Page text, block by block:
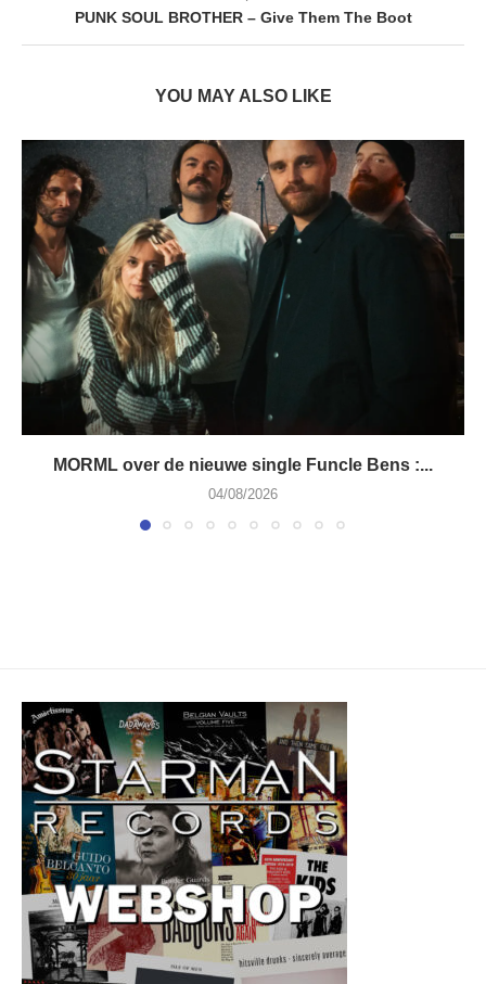
PUNK SOUL BROTHER – Give Them The Boot
YOU MAY ALSO LIKE
MORML over de nieuwe single Funcle Bens :...
04/08/2026